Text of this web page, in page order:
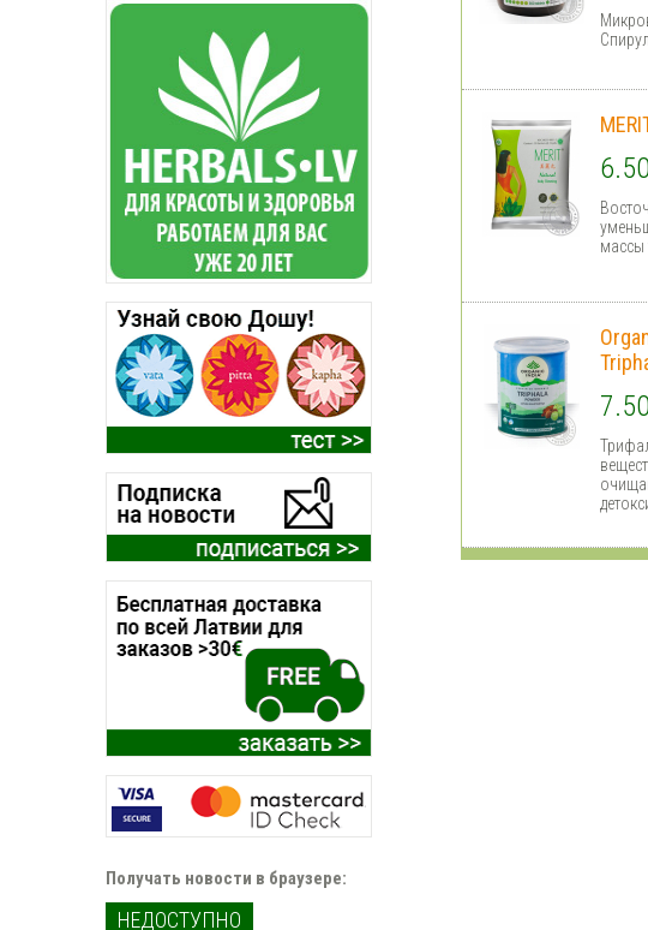
Получать новости в браузере:
НЕДОСТУПНО
массы